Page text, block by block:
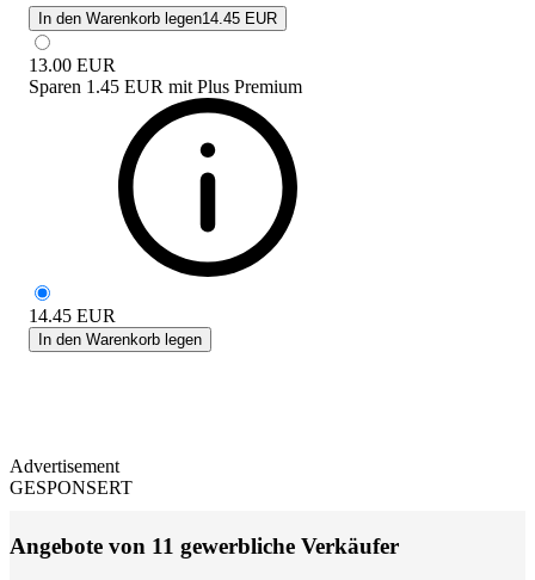
In den Warenkorb legen14.45 EUR
13.00 EUR
Sparen 1.45 EUR mit Plus Premium
14.45 EUR
In den Warenkorb legen
Advertisement
GESPONSERT
Angebote von 11 gewerbliche Verkäufer